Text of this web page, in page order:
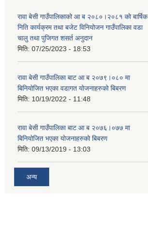
रावा बेसी गाउँपालिकाको आ ब २०८०।२०८१ को बार्षिक
निति कार्यक्रम तथा बजेट विनियोजन गाउँपालिका वडा
चालु तथा पुजिगत शसर्त अनुदान
मिति: 07/25/2023 - 18:53
रावा बेसी गाउँपालिका बाट आ ब २०७९।०८० मा
बिनियोजित भएका वडागत योजनाहरुको बिबरण
मिति: 10/19/2022 - 11:48
रावा बेसी गाउँपालिका बाट आ ब २०७६।०७७ मा
बिनियोजित भएका योजनाहरुको बिबरण
मिति: 09/13/2019 - 13:03
अन्य